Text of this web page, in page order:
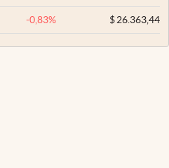
-0,83% $26.363,44